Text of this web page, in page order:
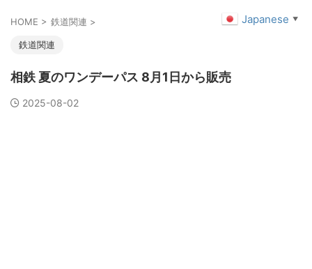
HOME > 鉄道関連 >
鉄道関連
相鉄 夏のワンデーパス 8月1日から販売
2025-08-02
Japanese ▼